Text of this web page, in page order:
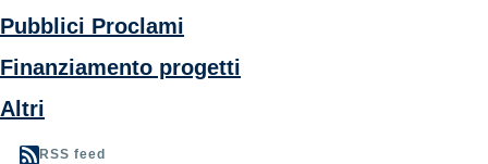
Pubblici Proclami
Finanziamento progetti
Altri
RSS feed